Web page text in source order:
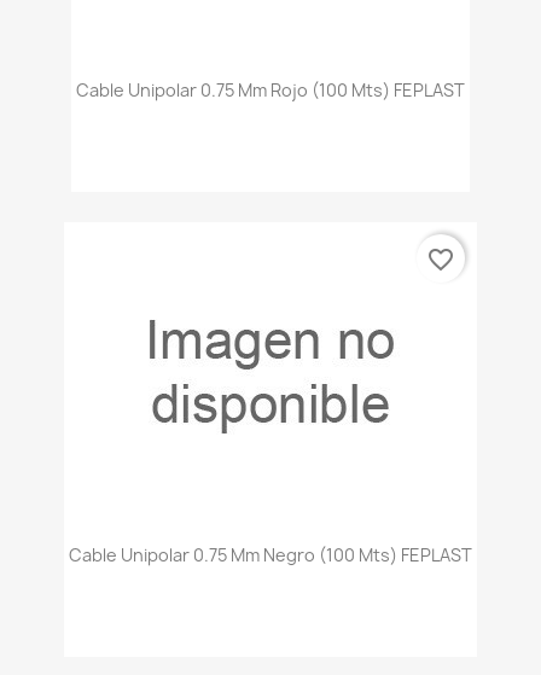
Cable Unipolar 0.75 Mm Rojo (100 Mts) FEPLAST
Cable Unipolar 0.75 Mm Negro (100 Mts) FEPLAST
favorite_border